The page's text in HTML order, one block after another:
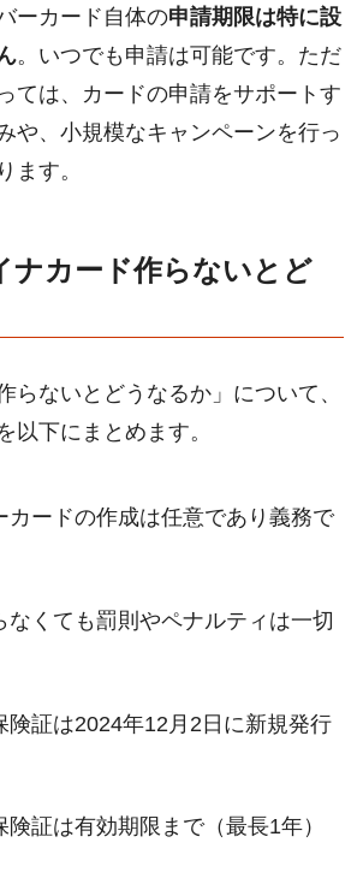
ーカード自体の申請期限は特に設
。いつでも申請は可能です。ただ
ては、カードの申請をサポートす
や、小規模なキャンペーンを行っ
ます。
ナカード作らないとど
らないとどうなるか」について、
以下にまとめます。
カードの作成は任意であり義務で
なくても罰則やペナルティは一切
険証は2024年12月2日に新規発行
証は有効期限まで（最長1年）